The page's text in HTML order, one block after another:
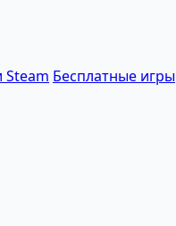
Steam Бесплатные игры